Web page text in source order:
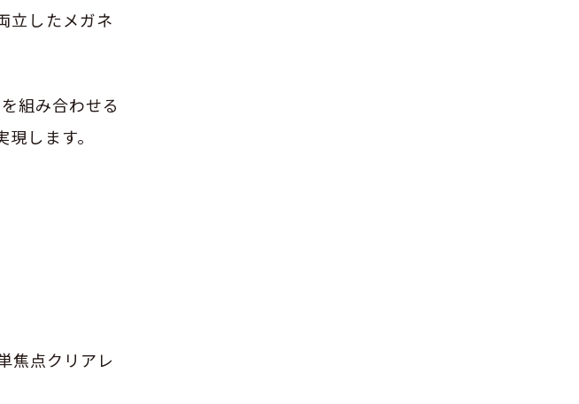
立したメガネ
組み合わせる
します。
焦点クリアレ